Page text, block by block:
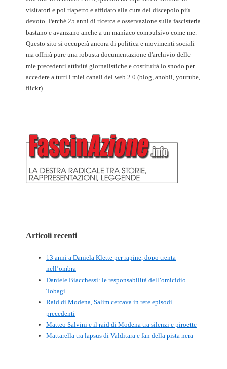
visitatori e poi riaperto e affidato alla cura del discepolo più
devoto. Perché 25 anni di ricerca e osservazione sulla fascisteria
bastano e avanzano anche a un maniaco compulsivo come me.
Questo sito si occuperà ancora di politica e movimenti sociali
ma offrirà pure una robusta documentazione d'archivio delle
mie precedenti attività giornalistiche e costituirà lo snodo per
accedere a tutti i miei canali del web 2.0 (blog, anobii, youtube,
flickr)
Articoli recenti
13 anni a Daniela Klette per rapine, dopo trenta
nell’ombra
Daniele Biacchessi: le responsabilità dell’omicidio
Tobagi
Raid di Modena, Salim cercava in rete episodi
precedenti
Matteo Salvini e il raid di Modena tra silenzi e piroette
Mattarella tra lapsus di Valditara e fan della pista nera